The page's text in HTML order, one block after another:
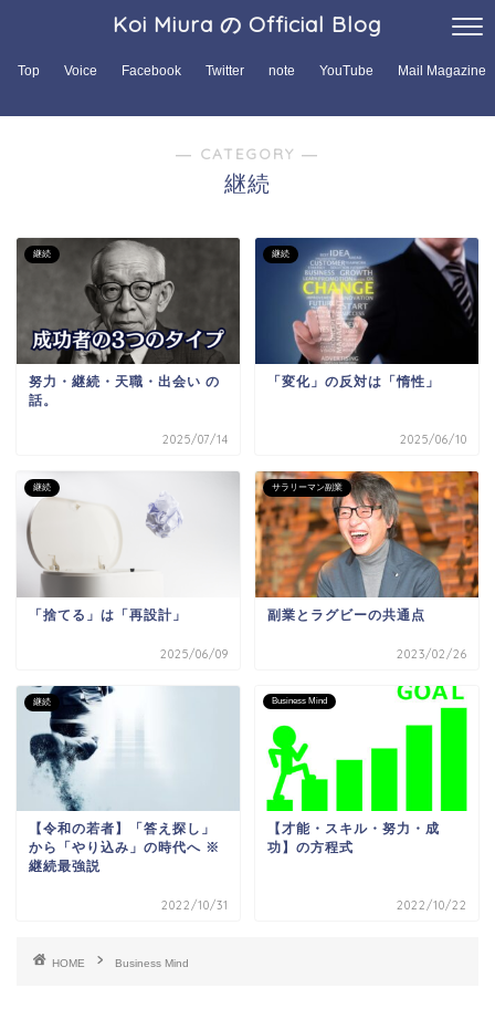
Koi Miura の Official Blog
Top Voice Facebook Twitter note YouTube Mail Magazine
― CATEGORY ―
継続
継続
努力・継続・天職・出会い の
話。
2025/07/14
継続
「変化」の反対は「惰性」
2025/06/10
継続
「捨てる」は「再設計」
2025/06/09
サラリーマン副業
副業とラグビーの共通点
2023/02/26
継続
【令和の若者】「答え探し」
から「やり込み」の時代へ ※
継続最強説
2022/10/31
Business Mind
【才能・スキル・努力・成
功】の方程式
2022/10/22
HOME Business Mind